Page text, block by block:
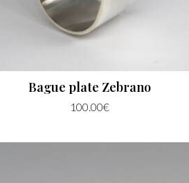
Bague plate Zebrano
100.00€